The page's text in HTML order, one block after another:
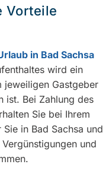
Vorteile
in Bad Sachsa
wird ein
jeweiligen Gastgeber
ist. Bei Zahlung des
Sie bei Ihrem
in Bad Sachsa und
und